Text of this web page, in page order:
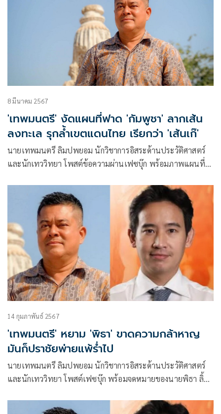
8 มีนาคม 2567
'เทพมนตรี' งัดแผนที่ฟาด 'กัมพูชา' ลากเส้น
ลงทะเล รุกล้ำเขตแดนไทย เรียกว่า 'เส้นเก๊'
นายเทพมนตรี ลิมปพยอม นักวิชาการอิสระด้านประวัติศาสตร์
และนักเทววิทยา โพสต์ข้อความผ่านเฟซบุ๊ก พร้อมภาพแผนที่
14 กุมภาพันธ์ 2567
'เทพมนตรี' หยาม 'พิธา' ขาดความกล้าหาญ
มันก็ปราชัยพ่ายแพ้ร่ำไป
นายเทพมนตรี ลิมปพยอม นักวิชาการอิสระด้านประวัติศาสตร์
และนักเทววิทยา โพสต์เฟซบุ๊ก พร้อมจดหมายของนายพิธา ลิ้ม
น.ส.ทานตะวัน ตัวตุลานนท์ ผู้ต้องหาคดีม. 112 ว่า